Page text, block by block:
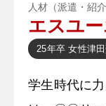
生時代に最
ターンシッ
を目指して活
は、10名へ
人材（派遣・紹介
エスユ
25年卒 女性津
学生時代に力を注